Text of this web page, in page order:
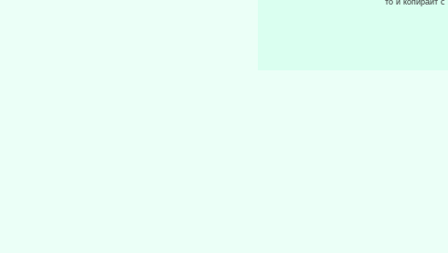
то и копирайт